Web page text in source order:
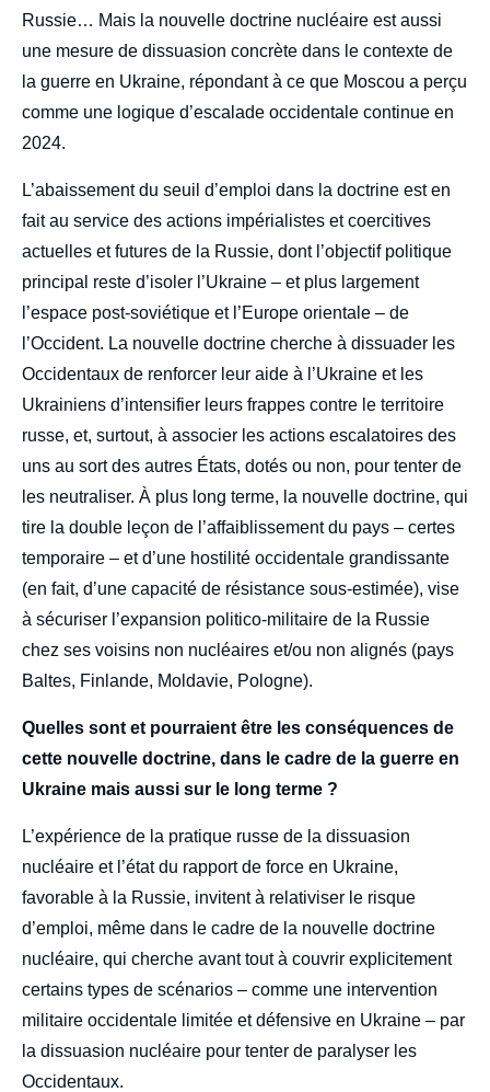
Russie… Mais la nouvelle doctrine nucléaire est aussi
une mesure de dissuasion concrète dans le contexte de
la guerre en Ukraine, répondant à ce que Moscou a perçu
comme une logique d’escalade occidentale continue en
2024.
L’abaissement du seuil d’emploi dans la doctrine est en
fait au service des actions impérialistes et coercitives
actuelles et futures de la Russie, dont l’objectif politique
principal reste d’isoler l’Ukraine – et plus largement
l’espace post-soviétique et l’Europe orientale – de
l’Occident. La nouvelle doctrine cherche à dissuader les
Occidentaux de renforcer leur aide à l’Ukraine et les
Ukrainiens d’intensifier leurs frappes contre le territoire
russe, et, surtout, à associer les actions escalatoires des
uns au sort des autres États, dotés ou non, pour tenter de
les neutraliser. À plus long terme, la nouvelle doctrine, qui
tire la double leçon de l’affaiblissement du pays – certes
temporaire – et d’une hostilité occidentale grandissante
(en fait, d’une capacité de résistance sous-estimée), vise
à sécuriser l’expansion politico-militaire de la Russie
chez ses voisins non nucléaires et/ou non alignés (pays
Baltes, Finlande, Moldavie, Pologne).
Quelles sont et pourraient être les conséquences de
cette nouvelle doctrine, dans le cadre de la guerre en
Ukraine mais aussi sur le long terme ?
L’expérience de la pratique russe de la dissuasion
nucléaire et l’état du rapport de force en Ukraine,
favorable à la Russie, invitent à relativiser le risque
d’emploi, même dans le cadre de la nouvelle doctrine
nucléaire, qui cherche avant tout à couvrir explicitement
certains types de scénarios – comme une intervention
militaire occidentale limitée et défensive en Ukraine – par
la dissuasion nucléaire pour tenter de paralyser les
Occidentaux.